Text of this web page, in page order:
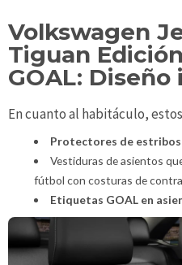
Volkswagen
Tiguan
GOAL:
En cuanto al habitáculo,
Protectores de
Vestiduras de asientos
fútbol con costuras de
Etiquetas GOAL en